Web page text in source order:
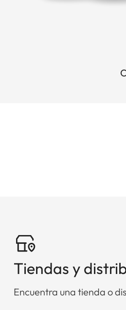
Tiendas y
Encuentra una tienda o